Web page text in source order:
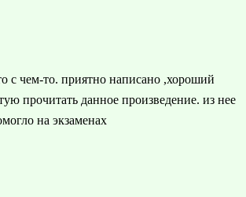
с чем-то. приятно написано ,хороший
прочитать данное произведение. из нее
на экзаменах